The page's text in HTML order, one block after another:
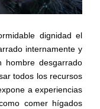
dignidad el
internamente y
hombre desgarrado
todos los recursos
a experiencias
comer hígados